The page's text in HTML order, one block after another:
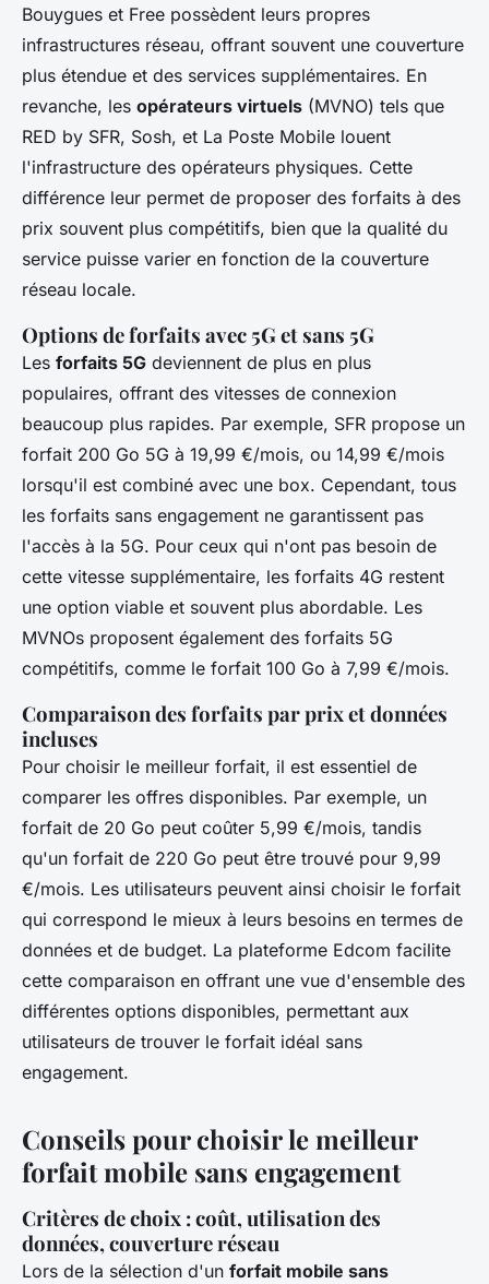
Bouygues et Free possèdent leurs propres
infrastructures réseau, offrant souvent une couverture
plus étendue et des services supplémentaires. En
revanche, les opérateurs virtuels (MVNO) tels que
RED by SFR, Sosh, et La Poste Mobile louent
l'infrastructure des opérateurs physiques. Cette
différence leur permet de proposer des forfaits à des
prix souvent plus compétitifs, bien que la qualité du
service puisse varier en fonction de la couverture
réseau locale.
Options de forfaits avec 5G et sans 5G
Les forfaits 5G deviennent de plus en plus
populaires, offrant des vitesses de connexion
beaucoup plus rapides. Par exemple, SFR propose un
forfait 200 Go 5G à 19,99 €/mois, ou 14,99 €/mois
lorsqu'il est combiné avec une box. Cependant, tous
les forfaits sans engagement ne garantissent pas
l'accès à la 5G. Pour ceux qui n'ont pas besoin de
cette vitesse supplémentaire, les forfaits 4G restent
une option viable et souvent plus abordable. Les
MVNOs proposent également des forfaits 5G
compétitifs, comme le forfait 100 Go à 7,99 €/mois.
Comparaison des forfaits par prix et données
incluses
Pour choisir le meilleur forfait, il est essentiel de
comparer les offres disponibles. Par exemple, un
forfait de 20 Go peut coûter 5,99 €/mois, tandis
qu'un forfait de 220 Go peut être trouvé pour 9,99
€/mois. Les utilisateurs peuvent ainsi choisir le forfait
qui correspond le mieux à leurs besoins en termes de
données et de budget. La plateforme Edcom facilite
cette comparaison en offrant une vue d'ensemble des
différentes options disponibles, permettant aux
utilisateurs de trouver le forfait idéal sans
engagement.
Conseils pour choisir le meilleur
forfait mobile sans engagement
Critères de choix : coût, utilisation des
données, couverture réseau
Lors de la sélection d'un forfait mobile sans